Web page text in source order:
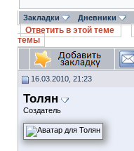
Закладки Дневники
Ответить в этой теме
темы
16.03.2010, 21:23
Толян
Создатель